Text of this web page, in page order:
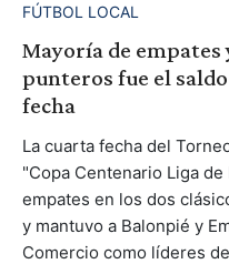
FÚTBOL LOCAL
Mayoría de empates
punteros fue el
fecha
La cuarta fecha del
"Copa Centenario Liga
empates en los dos
y mantuvo a Balonpié y
Comercio como líderes